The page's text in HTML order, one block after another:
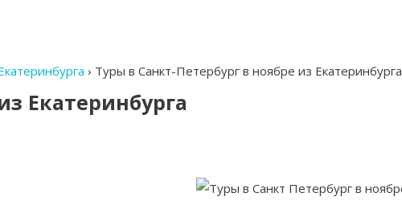
› Туры в Санкт-Петербург в ноябре из Екатеринбурга
Екатеринбурга